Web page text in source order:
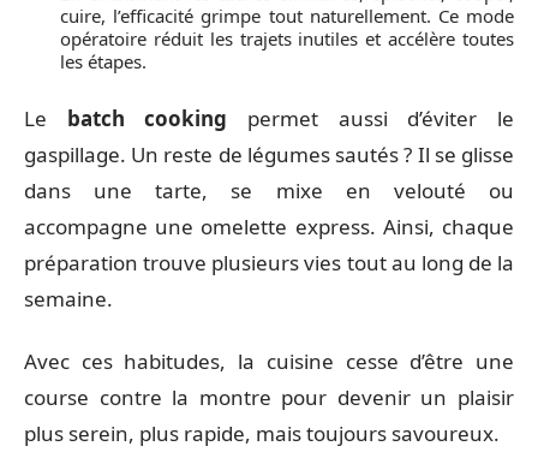
cuire, l’efficacité grimpe tout naturellement. Ce mode
opératoire réduit les trajets inutiles et accélère toutes
les étapes.
Le batch cooking permet aussi d’éviter le
gaspillage. Un reste de légumes sautés ? Il se glisse
dans une tarte, se mixe en velouté ou
accompagne une omelette express. Ainsi, chaque
préparation trouve plusieurs vies tout au long de la
semaine.
Avec ces habitudes, la cuisine cesse d’être une
course contre la montre pour devenir un plaisir
plus serein, plus rapide, mais toujours savoureux.